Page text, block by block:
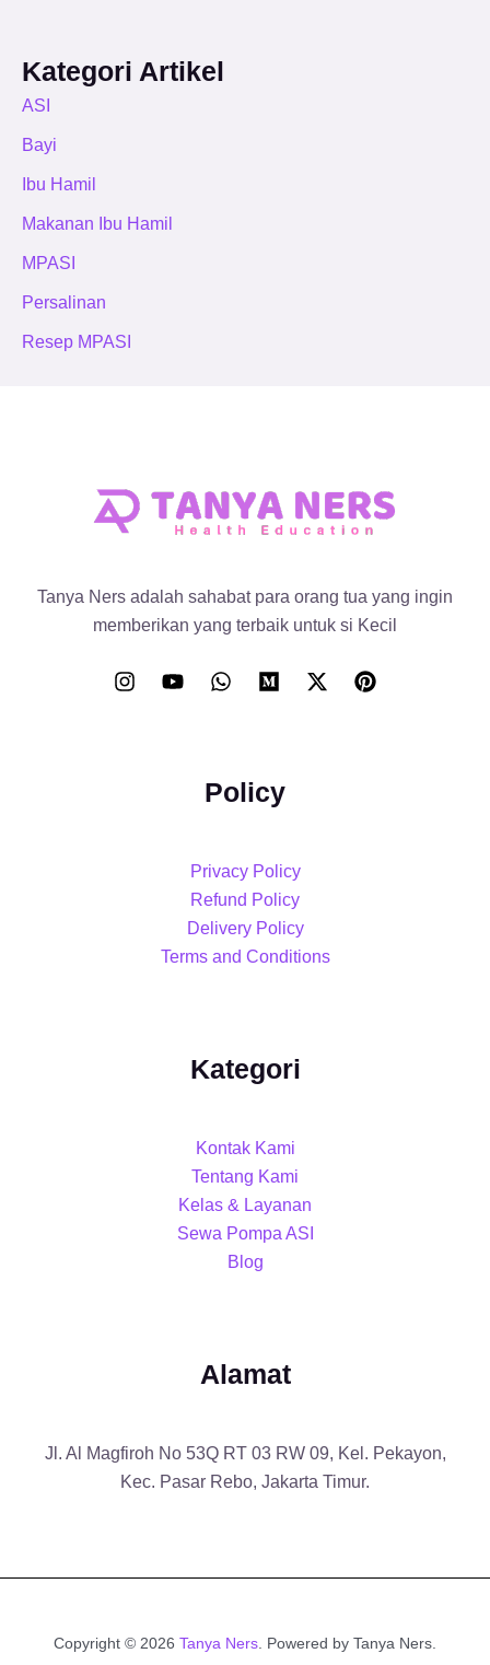
Kategori Artikel
ASI
Bayi
Ibu Hamil
Makanan Ibu Hamil
MPASI
Persalinan
Resep MPASI
Tanya Ners adalah sahabat para orang tua yang ingin
memberikan yang terbaik untuk si Kecil
Policy
Privacy Policy
Refund Policy
Delivery Policy
Terms and Conditions
Kategori
Kontak Kami
Tentang Kami
Kelas & Layanan
Sewa Pompa ASI
Blog
Alamat
Jl. Al Magfiroh No 53Q RT 03 RW 09, Kel. Pekayon,
Kec. Pasar Rebo, Jakarta Timur.
Copyright © 2026 Tanya Ners . Powered by Tanya Ners.